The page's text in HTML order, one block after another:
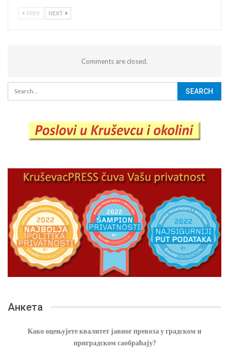
PREV NEXT
Comments are closed.
Анкета
Како оцењујете квалитет јавног превоза у градском и
приградском саобраћају?